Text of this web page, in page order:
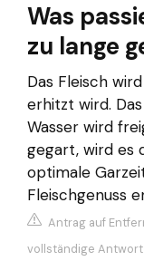
Was
zu lange
Das Fleisch
erhitzt wird.
Wasser wird
gegart, wird es
optimale
Fleischgenuss
Antrag auf
vollständige Antwort